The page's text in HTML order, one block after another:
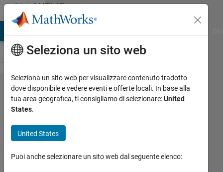
Vai al contenutoMATLAB
Answers
Starting
Parallel
Seleziona un sito web
Seleziona un sito web per visualizzare contenuto tradotto
dove disponibile e vedere eventi e offerte locali. In base alla
tua area geografica, ti consigliamo di selezionare:United
States.
United States
Puoi anche selezionare un sito web dal seguente elenco: